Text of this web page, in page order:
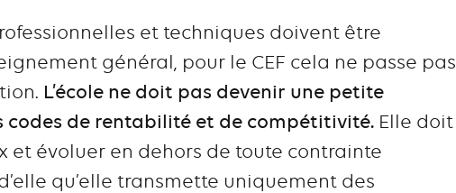
et techniques doivent être
général, pour le CEF cela ne passe pas
L’école ne doit pas devenir une petite
codes de rentabilité et de compétitivité. Elle doit
et évoluer en dehors de toute contrainte
qu’elle transmette uniquement des